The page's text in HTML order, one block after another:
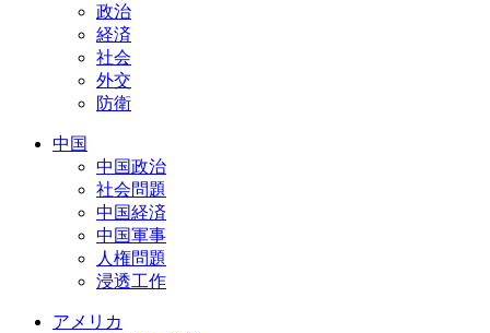
政治
経済
社会
外交
防衛
中国
中国政治
社会問題
中国経済
中国軍事
人権問題
浸透工作
アメリカ